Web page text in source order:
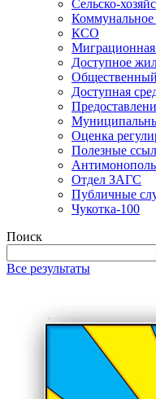
Сельско-
Коммунальное
КСО
Доступное
Доступная
Оценка
Полезные
Отдел ЗАГС
Публичные
Чукотка-100
Поиск
Все результаты